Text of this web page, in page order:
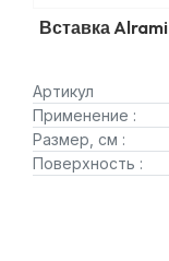
Вставка
Артикул
Применение :
Размер, см :
Поверхность :